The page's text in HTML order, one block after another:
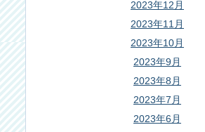
2023年12月
2023年11月
2023年10月
2023年9月
2023年8月
2023年7月
2023年6月